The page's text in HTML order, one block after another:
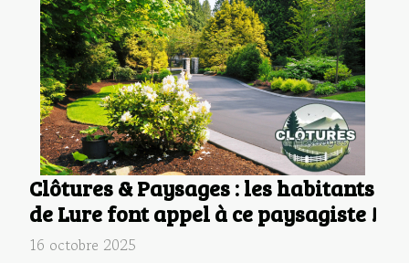
Clôtures & Paysages : les habitants
de Lure font appel à ce paysagiste !
16 octobre 2025